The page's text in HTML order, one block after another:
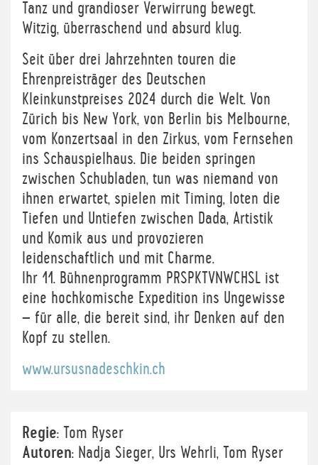
Tanz und grandioser Verwirrung bewegt.
Witzig, überraschend und absurd klug.
Seit über drei Jahrzehnten touren die
Ehrenpreisträger des Deutschen
Kleinkunstpreises 2024 durch die Welt. Von
Zürich bis New York, von Berlin bis Melbourne,
vom Konzertsaal in den Zirkus, vom Fernsehen
ins Schauspielhaus. Die beiden springen
zwischen Schubladen, tun was niemand von
ihnen erwartet, spielen mit Timing, loten die
Tiefen und Untiefen zwischen Dada, Artistik
und Komik aus und provozieren
leidenschaftlich und mit Charme.
Ihr 11. Bühnenprogramm PRSPKTVNWCHSL ist
eine hochkomische Expedition ins Ungewisse
– für alle, die bereit sind, ihr Denken auf den
Kopf zu stellen.
www.ursusnadeschkin.ch
Regie: Tom Ryser
Autoren: Nadja Sieger, Urs Wehrli, Tom Ryser